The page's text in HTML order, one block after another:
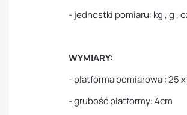
- jednostki pomiaru: kg , g ,
WYMIARY:
- platforma pomiarowa : 25
- grubość platformy: 4cm